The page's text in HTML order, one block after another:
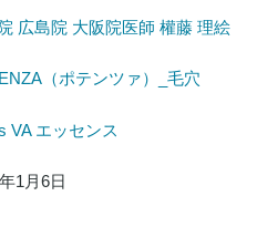
広島院 大阪院医師 權藤 理絵
（ポテンツァ）_毛穴
VA エッセンス
1月6日